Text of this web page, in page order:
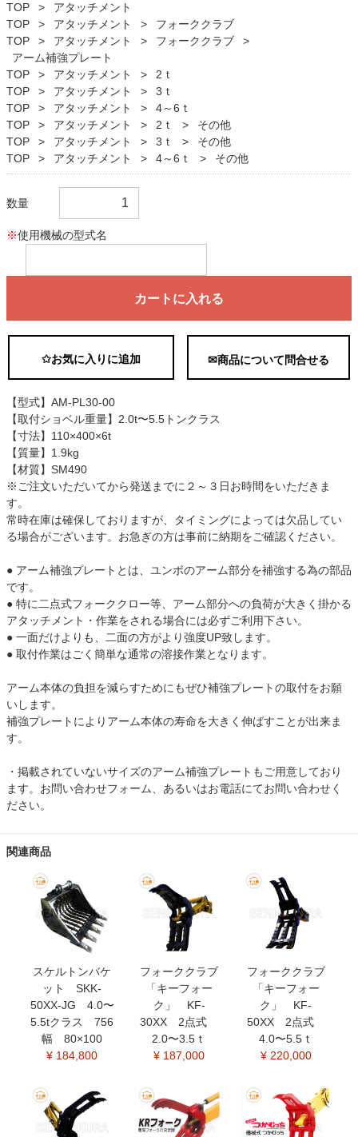
TOP
アタッチメント
TOP
アタッチメント
フォーククラブ
TOP
アタッチメント
フォーククラブ
アーム補強プレート
TOP
アタッチメント
2ｔ
TOP
アタッチメント
3ｔ
TOP
アタッチメント
4～6ｔ
TOP
アタッチメント 2ｔ
その他
TOP
アタッチメント 3ｔ
その他
TOP
アタッチメント 4～6ｔ その他
数量
※使用機械の型式名
カートに入れる
✩お気に入りに追加 ✉商品について問合せる
【型式】AM-PL30-00
【取付ショベル重量】2.0t〜5.5トンクラス
【寸法】110×400×6t
【質量】1.9kg
【材質】SM490
※ご注文いただいてから発送までに２～３日お時間をいただきま
す。
常時在庫は確保しておりますが、タイミングによっては欠品してい
る場合がございます。お急ぎの方は事前に納期をご確認ください。
● アーム補強プレートとは、ユンボのアーム部分を補強する為の部品
です。
● 特に二点式フォーククロー等、アーム部分への負荷が大きく掛かる
アタッチメント・作業をされる場合には必ずご利用下さい。
● 一面だけよりも、二面の方がより強度UP致します。
● 取付作業はごく簡単な通常の溶接作業となります。
アーム本体の負担を減らすためにもぜひ補強プレートの取付をお願
いします。
補強プレートによりアーム本体の寿命を大きく伸ばすことが出来ま
す。
・掲載されていないサイズのアーム補強プレートもご用意しており
ます。お問い合わせフォーム、あるいはお電話にてお問い合わせく
ださい。
関連商品
スケルトンバケ
ット SKK-
50XX-JG 4.0〜
5.5tクラス 756
幅 80×100
¥ 184,800
フォーククラブ
「キーフォー
ク」 KF-
30XX 2点式
2.0〜3.5ｔ
¥ 187,000
フォーククラブ
「キーフォー
ク」 KF-
50XX 2点式
4.0〜5.5ｔ
¥ 220,000